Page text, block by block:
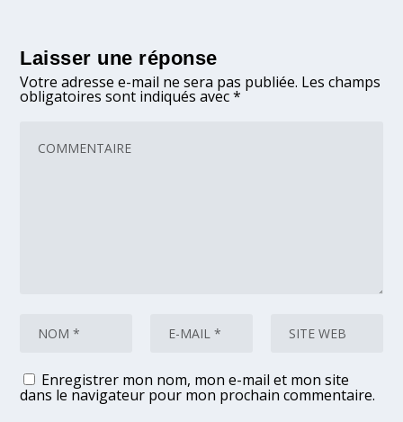
Laisser une réponse
Votre adresse e-mail ne sera pas publiée. Les champs
obligatoires sont indiqués avec*
Enregistrer mon nom, mon e-mail et mon site
dans le navigateur pour mon prochain commentaire.